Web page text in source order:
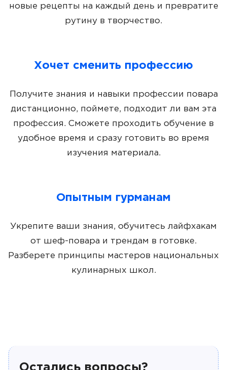
новые рецепты на каждый день и превратите
рутину в творчество.
Хочет сменить профессию
Получите знания и навыки профессии повара
дистанционно, поймете, подходит ли вам эта
профессия. Сможете проходить обучение в
удобное время и сразу готовить во время
изучения материала.
Опытным гурманам
Укрепите ваши знания, обучитесь лайфхакам
от шеф-повара и трендам в готовке.
Разберете принципы мастеров национальных
кулинарных школ.
Остались вопросы?